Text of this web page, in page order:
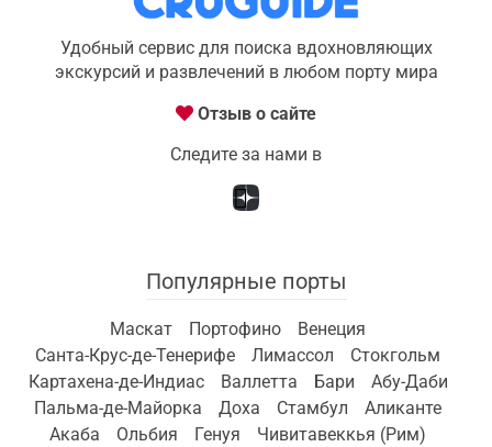
Удобный сервис для поиска вдохновляющих
экскурсий и развлечений в любом порту мира
Отзыв о сайте
Следите за нами в
Популярные порты
Маскат Портофино
Венеция
Санта-Крус-де-Тенерифе
Лимассол
Стокгольм
Картахена-де-Индиас
Валлетта Бари
Абу-Даби
Пальма-де-Майорка
Доха Стамбул
Аликанте
Акаба
Ольбия Генуя Чивитавеккья (Рим)